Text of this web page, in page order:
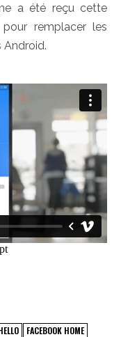
a été reçu cette
remplacer les
Android.
FACEBOOK HOME